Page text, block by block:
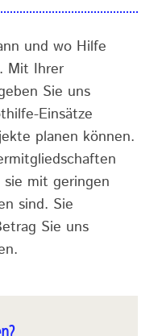
und wo Hilfe
Mit Ihrer
Sie uns
Einsätze
planen können.
mit geringen
sind. Sie
Sie uns